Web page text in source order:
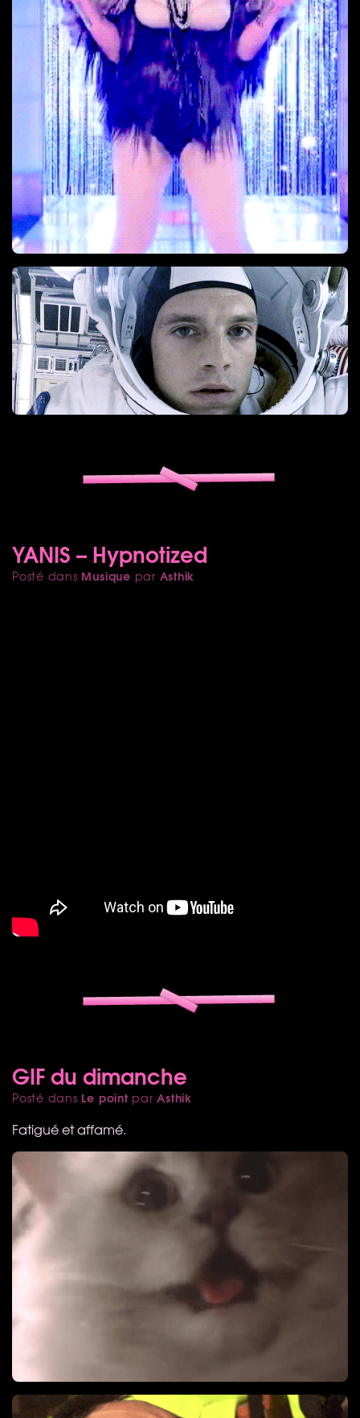
YANIS – Hypnotized
Posté dans Musique par Asthik
GIF du dimanche
Posté dans Le point parAsthik
Fatigué et affamé.